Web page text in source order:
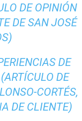
DE OPINIÓN
DE SAN JOSÉ
DE
DE
CORTÉS,
DE CLIENTE)